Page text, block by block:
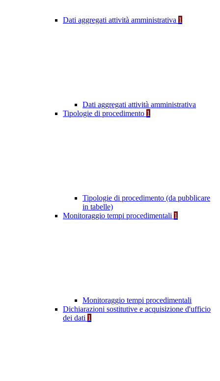
Dati aggregati attività amministrativa 1
Dati aggregati attività amministrativa
Tipologie di procedimento 1
Tipologie di procedimento (da pubblicare
in tabelle)
Monitoraggio tempi procedimentali 1
Monitoraggio tempi procedimentali
Dichiarazioni sostitutive e acquisizione d'ufficio
dei dati 1